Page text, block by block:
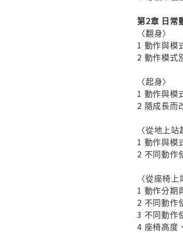
第2章 日常
〈翻身〉
1 動作與模
2 動作模式
〈起身〉
1 動作與模
2 隨成長而
〈從地上站
1 動作與模
2 不同動作
〈從座椅上
1 動作分期
2 不同動作
3 不同動作
4 座椅高度